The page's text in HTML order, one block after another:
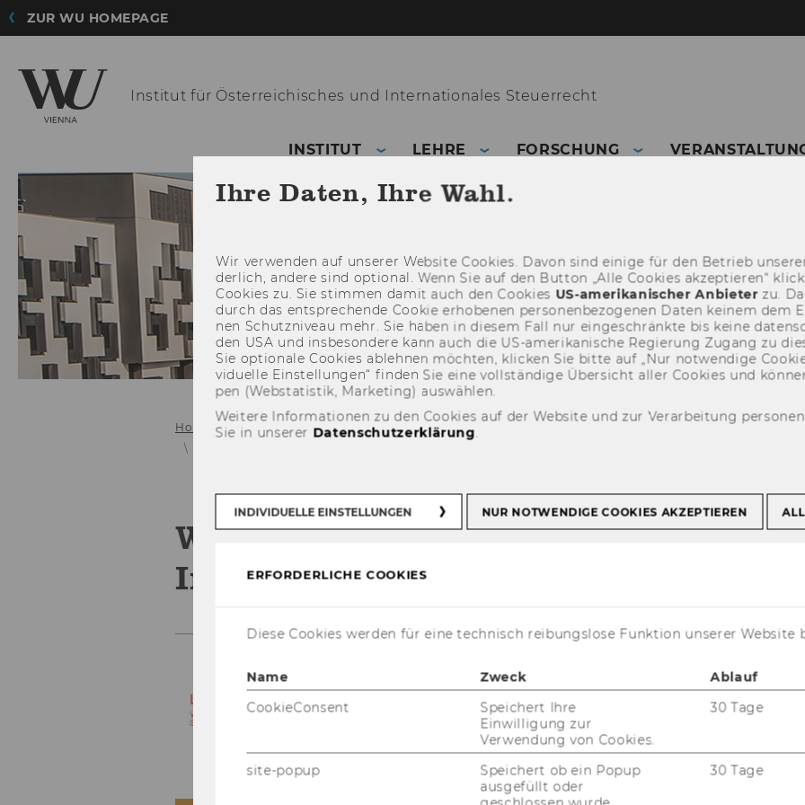
ZUR WU HOMEPAGE
Institut für Österreichisches und Internationales Steuerrecht
INSTITUT LEHRE FORSCHUNG
Home Veranstaltungen
Nationale Symposien und Tagungen
Wiener Symposien zum
Internationalen Steuerrecht
Ihre Daten, Ihre Wahl.
Wir ver­wen­den auf un­se­rer Web­site Coo­kies. Davon sind ei­ni­ge für den Be­trieb
der­lich, an­de­re sind op­tio­nal. Wenn Sie auf den But­ton „Alle Coo­kies ak­zep­tie­ren“
Coo­kies zu. Sie stim­men damit auch den Coo­kies US-​amerikanischer An­bie­terzu.
durch das ent­spre­chen­de Coo­kie er­ho­be­nen per­so­nen­be­zo­ge­nen Daten kei­nem dem
nen Schutz­ni­veau mehr. Sie haben in die­sem Fall nur ein­ge­schränk­te bis keine
den USA und ins­be­son­de­re kann auch die US-​amerikanische Re­gie­rung Zu­gang zu
Sie op­tio­na­le Coo­kies ab­leh­nen möch­ten, kli­cken Sie bitte auf „Nur not­wen­di­ge
vi­du­el­le Ein­stel­lun­gen“ fin­den Sie eine voll­stän­di­ge Über­sicht aller Coo­kies und
pen (Web­sta­tis­tik, Mar­ke­ting) aus­wäh­len.
Weitere Informationen zu den Cookies auf der Website und zur Verarbeitung
Sie in unserer Datenschutzerklärung.
INDIVIDUELLE EINSTELLUNGEN NUR NOTWENDIGE COOKIES AKZEPTIEREN
ERFORDERLICHE COOKIES
Diese Cookies werden für eine technisch reibungslose Funktion unserer Website
Name Zweck Ablauf
CookieConsent
Speichert Ihre
Einwilligung zur
Verwendung von Cookies.
30 Tage
site-popup
Speichert ob ein Popup
ausgefüllt oder
30 Tage